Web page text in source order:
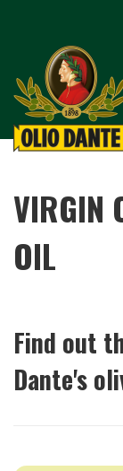
VIRGIN
OIL
Find out
Dante's